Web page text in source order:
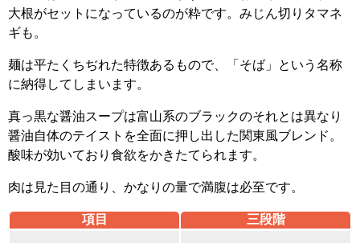
大根がセットになっているのが粋です。みじん切りタマネ
ギも。
麺は平たくちぢれた特徴あるもので、「そば」という名称
に納得してしまいます。
真っ黒な醤油スープは富山系のブラックのそれとは異なり
醤油自体のテイストを全面に押し出した関東風ブレンド。
酸味が効いており食欲をかきたてられます。
肉は見た目の通り、かなりの量で満腹は必至です。
項目 三段階